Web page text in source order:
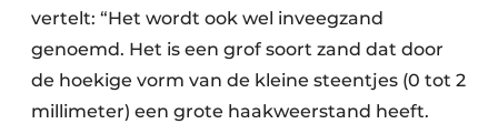
vertelt: “Het wordt ook wel inveegzand
genoemd. Het is een grof soort zand dat door
de hoekige vorm van de kleine steentjes (0 tot 2
millimeter) een grote haakweerstand heeft.